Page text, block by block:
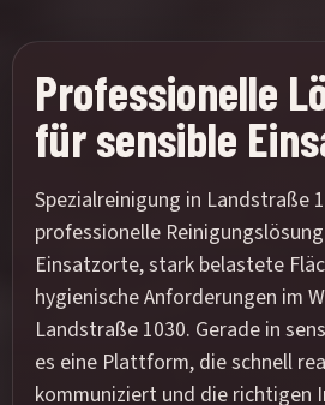
Professionelle
für sensible
Spezialreinigung in Landstraße
professionelle
Einsatzorte, stark belastete
hygienische Anforderungen im
Landstraße 1030. Gerade in
es eine Plattform, die schnell
kommuniziert und die richtigen